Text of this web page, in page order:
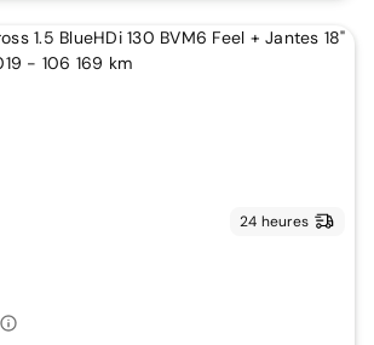
24 heures